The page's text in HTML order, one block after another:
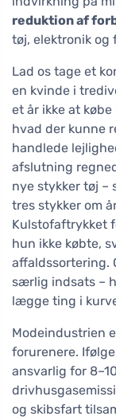
reduktion af
tøj, elektronik og
Lad os tage et
en kvinde i
et år ikke at
hvad der kunne
handlede
afslutning
nye stykker tøj –
tres stykker om
Kulstofaftrykket
hun ikke købte,
affaldssortering.
særlig indsats –
lægge ting i
Modeindustrien
forurenere. Ifølge
ansvarlig for
og skibsfart